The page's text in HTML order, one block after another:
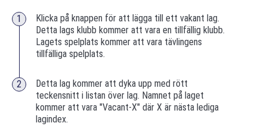
Klicka på knappen för att lägga till ett vakant lag.
Detta lags klubb kommer att vara en tillfällig klubb.
Lagets spelplats kommer att vara tävlingens
tillfälliga spelplats.
Detta lag kommer att dyka upp med rött
teckensnitt i listan över lag. Namnet på laget
kommer att vara "Vacant-X" där X är nästa lediga
lagindex.